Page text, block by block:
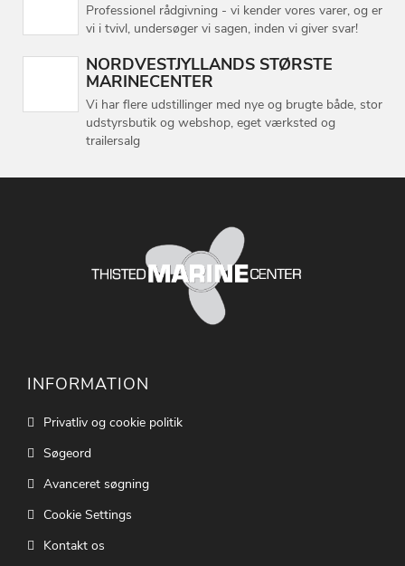
Professionel rådgivning - vi kender vores varer, og er
vi i tvivl, undersøger vi sagen, inden vi giver svar!
NORDVESTJYLLANDS STØRSTE
MARINECENTER
Vi har flere udstillinger med nye og brugte både, stor
udstyrsbutik og webshop, eget værksted og
trailersalg
INFORMATION
Privatliv og cookie politik
Søgeord
Avanceret søgning
Cookie Settings
Kontakt os